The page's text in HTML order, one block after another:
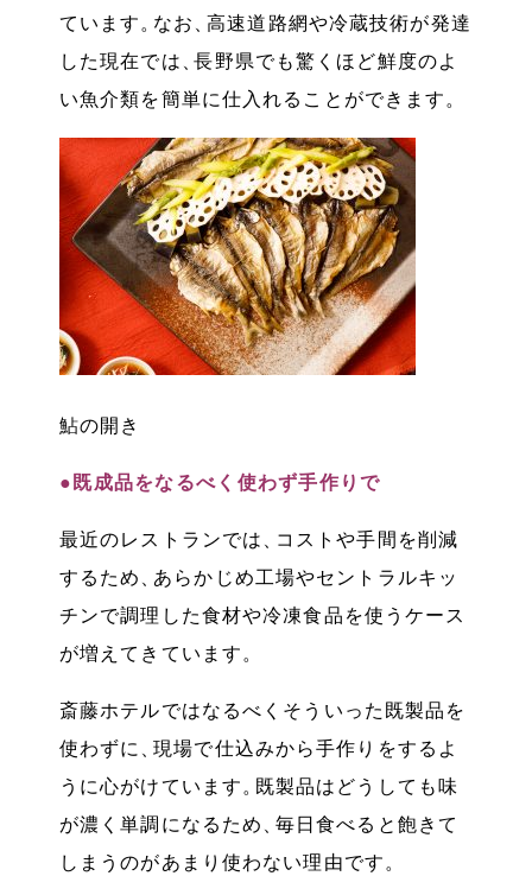
ています 。なお 、
高速道路網や冷蔵技術が発達
した現在では
、
長野県でも驚くほど鮮度のよ
い魚介類を簡単に仕入れることができます 。
鮎の開き
●既成品をなるべく使わず手作りで
最近のレストランでは 、コストや手間を削減
するため
、あらかじめ工場やセントラルキッ
チンで調理した食材や冷凍食品を使うケース
が増えてきています 。
斎藤ホテルではなるべくそういった既製品を
使わずに
、
現場で仕込みから手作りをするよ
うに心がけています 。既製品はどうしても味
が濃く単調になるため
、
毎日食べると飽きて
しまうのがあまり使わない理由です 。